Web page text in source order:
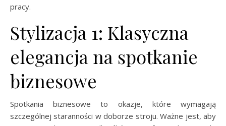
pracy.
Stylizacja 1: Klasyczna
elegancja na spotkanie
biznesowe
Spotkania biznesowe to okazje, które wymagają
szczególnej staranności w doborze stroju. Ważne jest, aby